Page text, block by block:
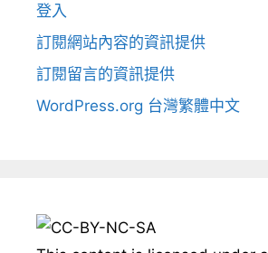
登入
訂閱網站內容的資訊提供
訂閱留言的資訊提供
WordPress.org 台灣繁體中文